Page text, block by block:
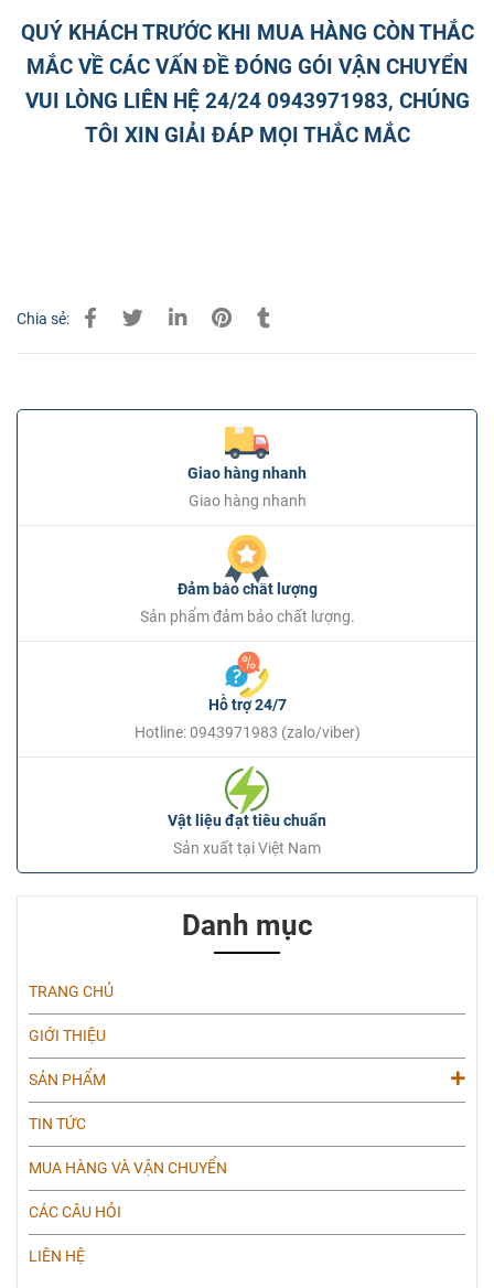
QUÝ KHÁCH TRƯỚC KHI MUA HÀNG CÒN THẮC
MẮC VỀ CÁC VẤN ĐỀ ĐÓNG GÓI VẬN CHUYỂN
VUI LÒNG LIÊN HỆ 24/24 0943971983, CHÚNG
TÔI XIN GIẢI ĐÁP MỌI THẮC MẮC
Chia sẻ:
Giao hàng nhanh
Giao hàng nhanh
Đảm bảo chất lượng
Sản phẩm đảm bảo chất lượng.
Hỗ trợ 24/7
Hotline: 0943971983 (zalo/viber)
Vật liệu đạt tiêu chuẩn
Sản xuất tại Việt Nam
Danh mục
TRANG CHỦ
GIỚI THIỆU
SẢN PHẨM
TIN TỨC
MUA HÀNG VÀ VẬN CHUYỂN
CÁC CÂU HỎI
LIÊN HỆ